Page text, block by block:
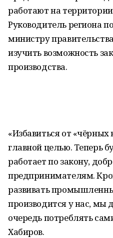
работают на
Руководитель региона
министру
изучить возможность
производства.
«Избавиться от
главной целью. Теперь
работает по закону,
предпринимателям.
развивать
производится у нас, мы
очередь потреблять
Хабиров.